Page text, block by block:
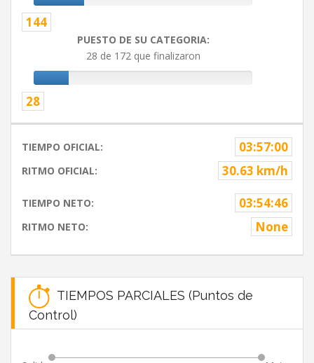
144
PUESTO DE SU CATEGORIA:
28 de 172 que finalizaron
28
TIEMPO OFICIAL: 03:57:00
RITMO OFICIAL: 30.63 km/h
TIEMPO NETO: 03:54:46
RITMO NETO: None
TIEMPOS PARCIALES (Puntos de
Control)